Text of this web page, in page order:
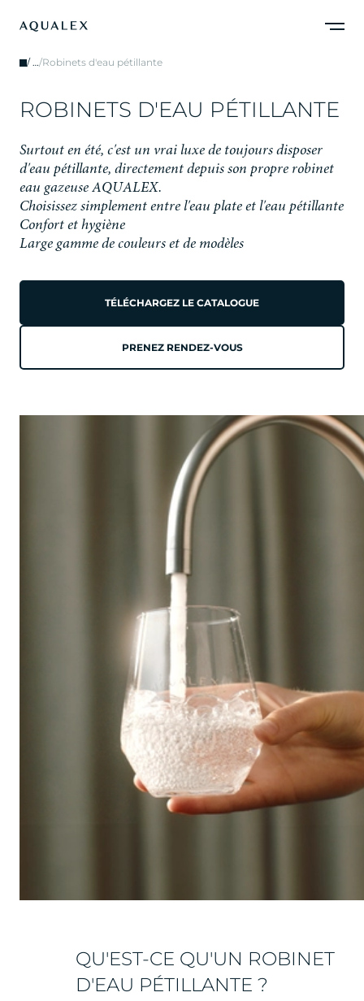
/ …/Robinets d'eau pétillante
ROBINETS D'EAU PÉTILLANTE
Surtout en été, c'est un vrai luxe de toujours disposer
d'eau pétillante, directement depuis son propre robinet
eau gazeuse AQUALEX.
Choisissez simplement entre l'eau plate et l'eau pétillante
Confort et hygiène
Large gamme de couleurs et de modèles
TÉLÉCHARGEZ LE CATALOGUE
PRENEZ RENDEZ-VOUS
QU'EST-CE QU'UN ROBINET
D'EAU PÉTILLANTE ?